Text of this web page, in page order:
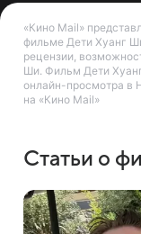
«Кино Mail»
фильме Дети Хуанг
рецензии,
Ши. Фильм Дети
онлайн-просмотра в
на «Кино Mail»
Статьи о